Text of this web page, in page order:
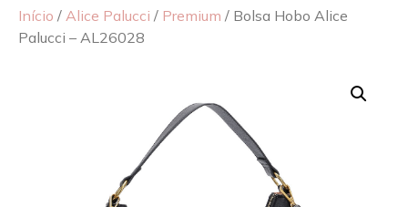
Início / Alice Palucci / Premium / Bolsa Hobo Alice
Palucci – AL26028